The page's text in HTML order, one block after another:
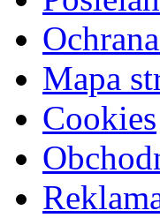
Mapa
Cookies